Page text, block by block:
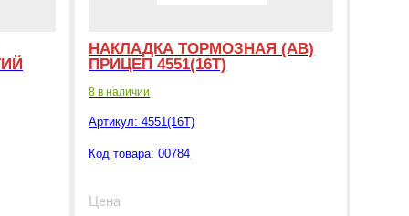
НАКЛАДКА ТОРМОЗНАЯ (АВ)
ПРИЦЕП 4551(16T)
8 в наличии
Артикул:4551(16T)
Код товара: 00784
Цена